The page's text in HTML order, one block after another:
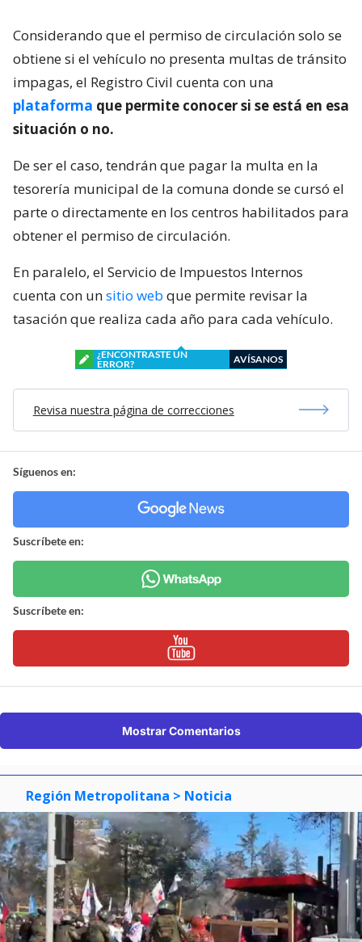
Considerando que el permiso de circulación solo se
obtiene si el vehículo no presenta multas de tránsito
impagas, el Registro Civil cuenta con una
plataforma que permite conocer si se está en esa
situación o no.
De ser el caso, tendrán que pagar la multa en la
tesorería municipal de la comuna donde se cursó el
parte o directamente en los centros habilitados para
obtener el permiso de circulación.
En paralelo, el Servicio de Impuestos Internos
cuenta con unsitio web que permite revisar la
tasación que realiza cada año para cada vehículo.
¿ENCONTRASTE UN
ERROR?
AVÍSANOS
Revisa nuestra página de correcciones
Síguenos en:
Suscríbete en:
Suscríbete en:
Mostrar Comentarios
Región Metropolitana > Noticia